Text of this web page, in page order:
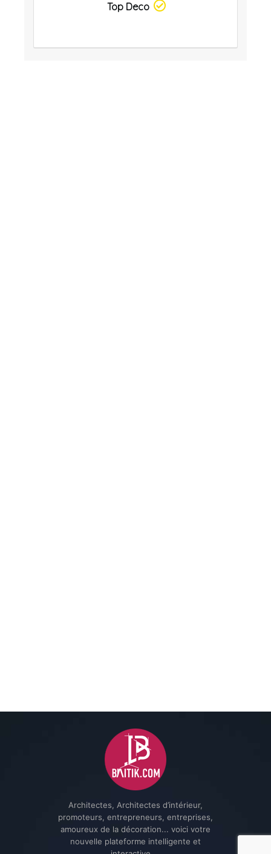
Top Deco
Architectes, Architectes d’intérieur,
promoteurs, entrepreneurs, entreprises,
amoureux de la décoration... voici votre
nouvelle plateforme intelligente et